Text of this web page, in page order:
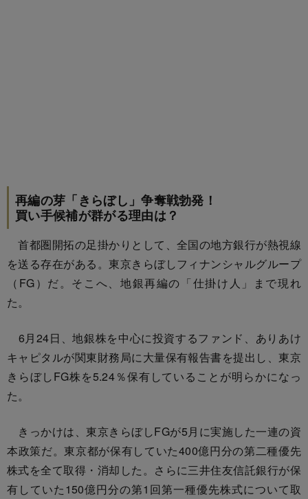
再編の芽「きらぼし」争奪戦勃発！
買い手候補が群がる理由は？
首都圏開拓の足掛かりとして、全国の地方銀行が熱視線
を送る存在がある。東京きらぼしフィナンシャルグループ
（FG）だ。そこへ、地銀再編の「仕掛け人」まで現れ
た。
6月24日、地銀株を中心に投資するファンド、ありあけ
キャピタルが関東財務局に大量保有報告書を提出し、東京
きらぼしFG株を5.24％保有していることが明らかになっ
た。
きっかけは、東京きらぼしFGが5月に実施した一連の資
本政策だ。東京都が保有していた400億円分の第二種優先
株式を全て取得・消却した。さらに三井住友信託銀行が保
有していた150億円分の第1回第一種優先株式について取